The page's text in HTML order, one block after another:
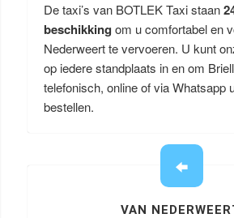
De taxi’s van BOTLEK Taxi staan
beschikking om u comfortabel en
Nederweert te vervoeren. U kunt
op iedere standplaats in en om
telefonisch, online of via Whatsapp
bestellen.
VAN